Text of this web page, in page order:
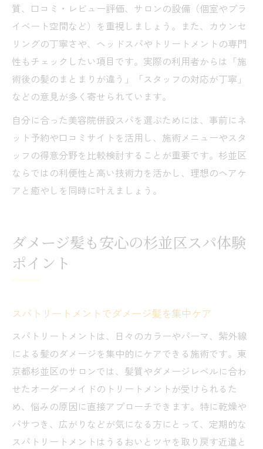
質、口コミ・レビュー評価、サロンの設備（個室やプラ
イベート空間など）を重視しましょう。また、カウンセ
リングの丁寧さや、ヘッドスパやトリートメントの専門
性もチェックしたい項目です。実際の利用者からは「施
術後の髪のまとまりが違う」「スタッフの対応が丁寧」
などの意見が多く寄せられています。
自分に合った美容院併設スパを選ぶためには、事前にネ
ット予約や口コミサイトを活用し、施術メニューやスタ
ッフの得意分野を比較検討することが重要です。杉並区
ならではの利便性と高い技術力を活かし、理想のヘアケ
アと癒やしを同時に叶えましょう。
ダメージ髪も安心の杉並区スパ体験
ポイント
スパトリートメントでダメージ髪を集中ケア
スパトリートメントは、日々のカラーやパーマ、紫外線
による髪のダメージを集中的にケアできる施術です。東
京都杉並区のサロンでは、髪質やダメージレベルに合わ
せたオーダーメイドのトリートメントが受けられるた
め、悩みの原因に直接アプローチできます。特に乾燥や
パサつき、広がりなどが気になる方にとって、定期的な
スパトリートメントはうるおいとツヤを取り戻す近道と